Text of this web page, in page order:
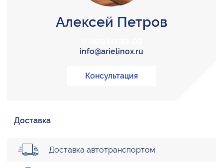
Алексей Петров
info@arielinox.ru
Консультация
Доставка
Доставка автотранспортом